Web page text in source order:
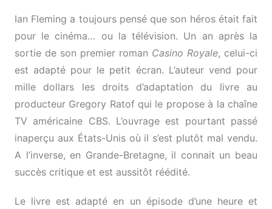
Ian Fleming a toujours pensé que son héros était fait
pour le cinéma… ou la télévision. Un an après la
sortie de son premier roman Casino Royale, celui-ci
est adapté pour le petit écran. L’auteur vend pour
mille dollars les droits d’adaptation du livre au
producteur Gregory Ratof qui le propose à la chaîne
TV américaine CBS. L’ouvrage est pourtant passé
inaperçu aux États-Unis où il s’est plutôt mal vendu.
A l’inverse, en Grande-Bretagne, il connait un beau
succès critique et est aussitôt réédité.
Le livre est adapté en un épisode d’une heure et